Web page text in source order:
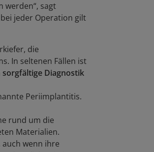
werden“, sagt
jeder Operation gilt
die
In seltenen Fällen ist
sorgfältige Diagnostik
Periimplantitis.
rund um die
Materialien.
wenn ihre